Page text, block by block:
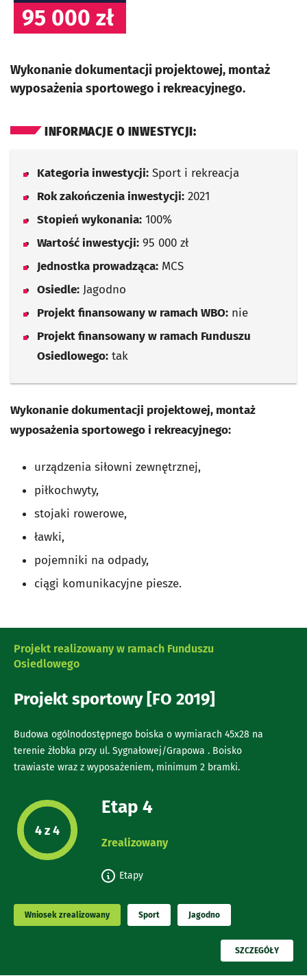
95 000 zł
Wykonanie dokumentacji projektowej, montaż
wyposażenia sportowego i rekreacyjnego.
INFORMACJE O INWESTYCJI:
Kategoria inwestycji: Sport i rekreacja
Rok zakończenia inwestycji: 2021
Stopień wykonania: 100%
Wartość inwestycji: 95 000 zł
Jednostka prowadząca: MCS
Osiedle: Jagodno
Projekt finansowany w ramach WBO: nie
Projekt finansowany w ramach Funduszu
Osiedlowego: tak
Wykonanie dokumentacji projektowej, montaż
wyposażenia sportowego i rekreacyjnego:
urządzenia siłowni zewnętrznej,
piłkochwyty,
stojaki rowerowe,
ławki,
pojemniki na odpady,
ciągi komunikacyjne piesze.
Projekt realizowany w ramach Funduszu
Osiedlowego
Projekt sportowy [FO 2019]
Budowa ogólnodostępnego boiska o wymiarach 45x28 na
terenie żłobka przy ul. Sygnałowej/Grapowa . Boisko
trawiaste wraz z wyposażeniem, minimum 2 bramki.
Etap projektu:
4 z 4
Etap 4
Zrealizowany
Etapy
Wniosek zrealizowany Sport Jagodno
PRZECZYTAJ
SZCZEGÓŁY